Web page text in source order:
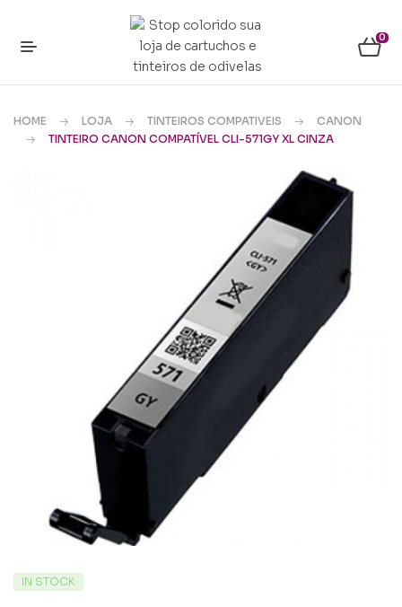
0
HOME LOJA TINTEIROS COMPATIVEIS
CANON
TINTEIRO CANON COMPATÍVEL CLI-571GY XL CINZA
IN STOCK